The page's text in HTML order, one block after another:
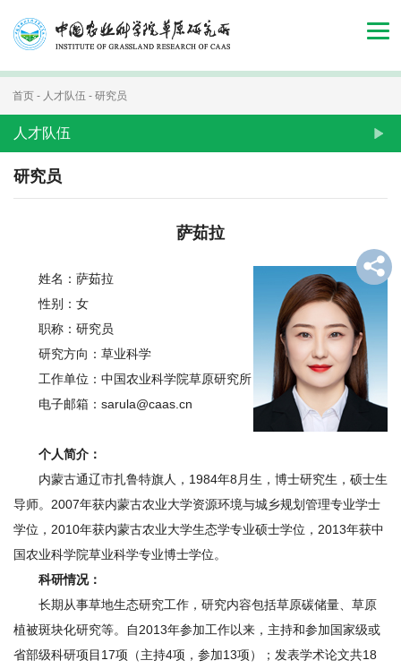
首
织
闻
科
研
究
首页 - 人才队伍 - 研究员
人才队伍
研究员
萨茹拉
姓名：萨茹拉
性别：女
职称：研究员
研究方向：草业科学
工作单位：中国农业科学院草原研究所
电子邮箱：sarula@caas.cn
个人简介：
内蒙古通辽市扎鲁特旗人，1984年8月生，博士研究生，硕士生
导师。2007年获内蒙古农业大学资源环境与城乡规划管理专业学士
学位，2010年获内蒙古农业大学生态学专业硕士学位，2013年获中
国农业科学院草业科学专业博士学位。
科研情况：
长期从事草地生态研究工作，研究内容包括草原碳储量、草原
植被斑块化研究等。自2013年参加工作以来，主持和参加国家级或
省部级科研项目17项（主持4项，参加13项）；发表学术论文共18